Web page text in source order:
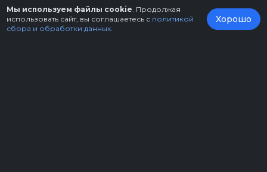
Мы используем файлы cookie . Продолжая
использовать сайт, вы соглашаетесь с политикой
сбора и обработки данных
Хорошо